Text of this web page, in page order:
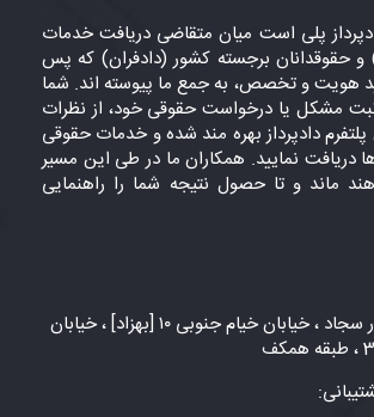
پلی است میان متقاضی دریافت خدمات
و حقوقدانان برجسته کشور (دادفران) که پس
هویت و تخصص، به جمع ما پیوسته اند. شما
ثبت مشکل یا درخواست حقوقی خود، از نظرات
دادپرداز بهره مند شده و خدمات حقوقی
دریافت نمایید. همکاران ما در طی این مسیر
ماند و تا حصول نتیجه شما را راهنمایی
شهر مشهد، بلوار سجاد ، خیابان خیام جنوبی ۱۰ [بهزاد] ، خیابان